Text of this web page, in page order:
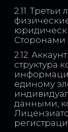
2.11.
Сторонами
2.12.
структура
единому
данными,